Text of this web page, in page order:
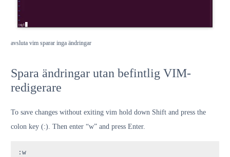
avsluta vim sparar inga ändringar
Spara ändringar utan befintlig VIM-
redigerare
To save changes without exiting vim hold down Shift and press the
colon key (:). Then enter “w” and press Enter.
:w